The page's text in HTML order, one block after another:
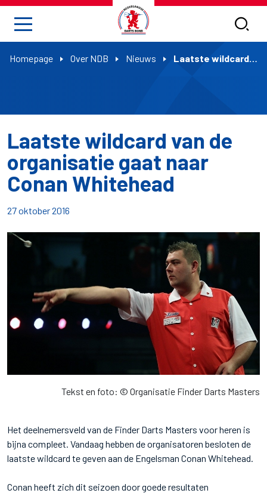
Homepage Over NDB Nieuws Laatste wildcard van de organisatie gaat naar Conan Whitehead
Laatste wildcard van de
organisatie gaat naar
Conan Whitehead
27 oktober 2016
Tekst en foto: © Organisatie Finder Darts Masters
Het deelnemersveld van de Finder Darts Masters voor heren is
bijna compleet. Vandaag hebben de organisatoren besloten de
laatste wildcard te geven aan de Engelsman Conan Whitehead.
Conan heeft zich dit seizoen door goede resultaten